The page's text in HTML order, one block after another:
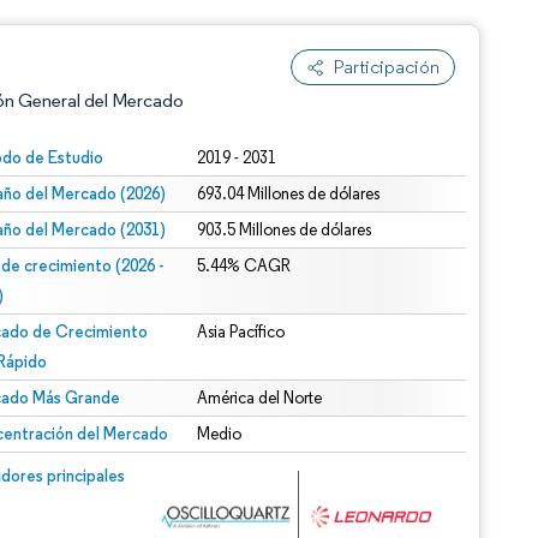
Participación
General del Mercado
de Estudio 2019 - 2031
del Mercado (2026) 693.04 Millones de dólares
del Mercado (2031) 903.5 Millones de dólares
de crecimiento (2026 -
5.44% CAGR
de Crecimiento
Asia Pacífico
Más Grande América del Norte
del Mercado Medio
principales
© Mordor Intelligence. El uso requiere atribución según CC BY 4.0.
CC BY 4.0.